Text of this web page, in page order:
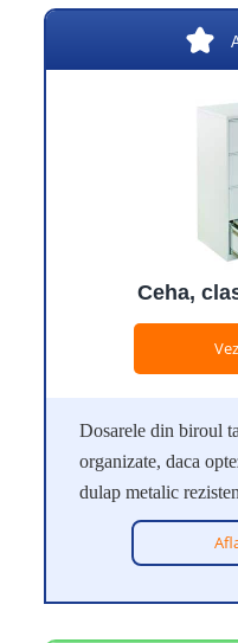
Ceha,
Dosarele din biroul
organizate, daca
dulap metalic